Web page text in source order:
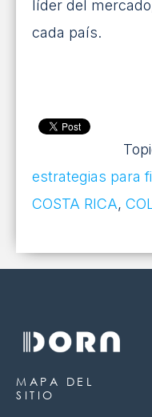
líder del
cada país.
estrategias para
COSTA RICA,
MAPA DEL
SITIO